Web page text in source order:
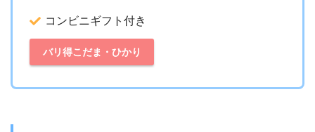
コンビニギフト付き
バリ得こだま・ひかり